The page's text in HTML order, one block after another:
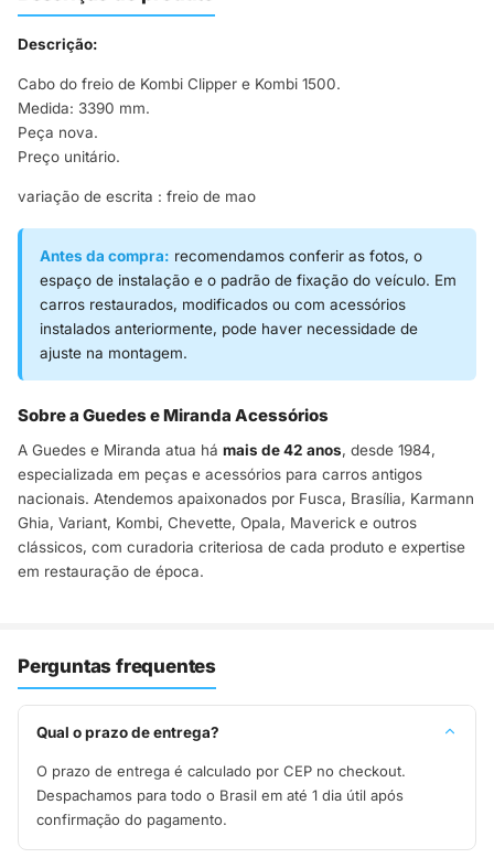
Descrição:
Cabo do freio de Kombi Clipper e Kombi 1500.
Medida: 3390 mm.
Peça nova.
Preço unitário.
variação de escrita : freio de mao
Antes da compra: recomendamos conferir as fotos, o
espaço de instalação e o padrão de fixação do veículo. Em
carros restaurados, modificados ou com acessórios
instalados anteriormente, pode haver necessidade de
ajuste na montagem.
Sobre a Guedes e Miranda Acessórios
A Guedes e Miranda atua há mais de 42 anos, desde 1984,
especializada em peças e acessórios para carros antigos
nacionais. Atendemos apaixonados por Fusca, Brasília, Karmann
Ghia, Variant, Kombi, Chevette, Opala, Maverick e outros
clássicos, com curadoria criteriosa de cada produto e expertise
em restauração de época.
Perguntas frequentes
Qual o prazo de entrega?
O prazo de entrega é calculado por CEP no checkout.
Despachamos para todo o Brasil em até 1 dia útil após
confirmação do pagamento.